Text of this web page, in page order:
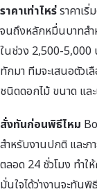
ราคาเท่าไหร่ราคาเ
จนถึงหลักหมื่นบาทส
ในช่วง 2,500-5,000
ทักมา ทีมจะเสนอตัวเ
ชนิดดอกไม้ ขนาด และ
สั่งทันก่อนพิธีไหม
สำหรับงานปกติ และ
ตลอด 24 ชั่วโมง ทำใ
มั่นใจได้ว่างานจะทัน